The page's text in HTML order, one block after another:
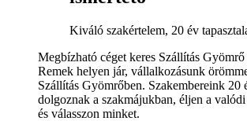
Kiváló szakértelem, 20 év
Megbízható céget keres Szállítás Gyömrő
Remek helyen jár, vállalkozásunk
Szállítás Gyömrőben. Szakembereink 20
dolgoznak a szakmájukban, éljen a valódi
és válasszon minket.